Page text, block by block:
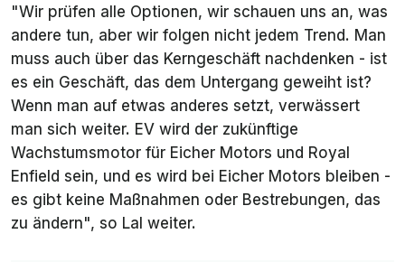
"Wir prüfen alle Optionen, wir schauen uns an, was
andere tun, aber wir folgen nicht jedem Trend. Man
muss auch über das Kerngeschäft nachdenken - ist
es ein Geschäft, das dem Untergang geweiht ist?
Wenn man auf etwas anderes setzt, verwässert
man sich weiter. EV wird der zukünftige
Wachstumsmotor für Eicher Motors und Royal
Enfield sein, und es wird bei Eicher Motors bleiben -
es gibt keine Maßnahmen oder Bestrebungen, das
zu ändern", so Lal weiter.